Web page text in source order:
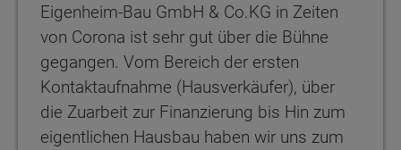
Eigenheim-Bau GmbH & Co.KG in Zeiten
von Corona ist sehr gut über die Bühne
gegangen. Vom Bereich der ersten
Kontaktaufnahme (Hausverkäufer), über
die Zuarbeit zur Finanzierung bis Hin zum
eigentlichen Hausbau haben wir uns zum